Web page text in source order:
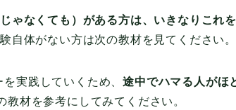
ゃなくても）がある方は、いきなりこれ
自体がない方は次の教材を見てください
を実践していくため、途中でハマる人がほ
材を参考にしてみてください。